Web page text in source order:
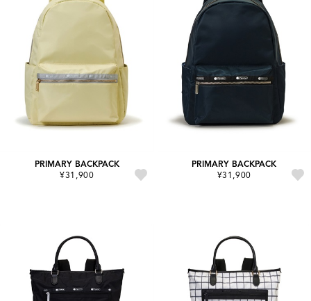
PRIMARY BACKPACK
¥31,900
PRIMARY BACKPACK
¥31,900